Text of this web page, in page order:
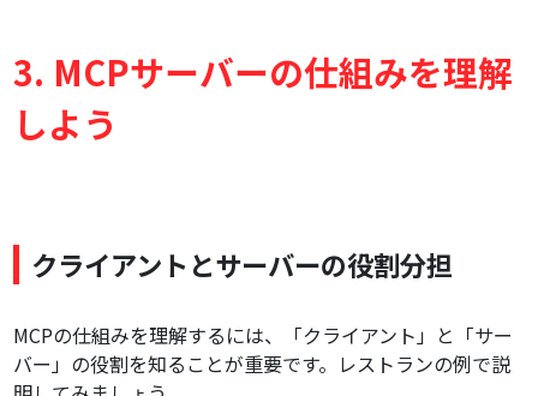
3. MCPサーバーの仕組みを理解
しよう
クライアントとサーバーの役割分担
MCPの仕組みを理解するには、「クライアント」と「サー
バー」の役割を知ることが重要です。レストランの例で説